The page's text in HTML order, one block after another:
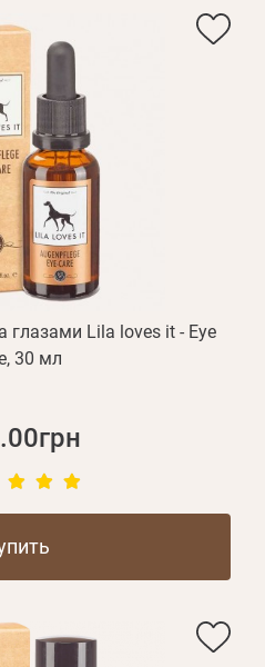
глазами Lila loves it - Eye
30 мл